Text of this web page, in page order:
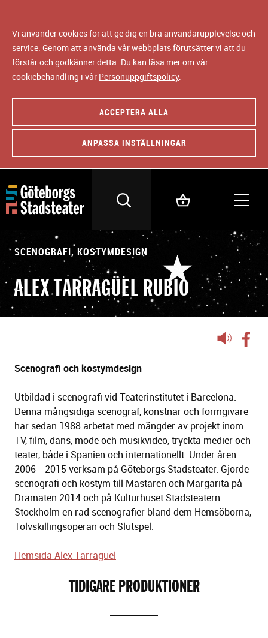
Vi använder cookies för att ge dig en bra användarupplevelse och
service. Genom att använda vår webbplats förutsätter vi att du
förstår och godkänner detta. Du kan läsa mer om vår
cookiebehandling i vår Personuppgiftspolicy.
ACCEPTERA ALLA
ANPASSA INSTÄLLNINGAR
SCENOGRAFI, KOSTYMDESIGN
ALEX TARRAGÜEL RUBIO
Lyssna
Scenografi och kostymdesign
Utbildad i scenografi vid Teaterinstitutet i Barcelona.
Denna mångsidiga scenograf, konstnär och formgivare
har sedan 1988 arbetat med mängder av projekt inom
TV, film, dans, mode och musikvideo, tryckta medier och
teater, både i Spanien och internationellt. Under åren
2006 - 2015 verksam på Göteborgs Stadsteater. Gjorde
scenografi och kostym till Mästaren och Margarita på
Dramaten 2014 och på Kulturhuset Stadsteatern
Stockholm en rad scenografier bland dem Hemsöborna,
Tolvskillingsoperan och Slutspel.
Hemsida Alex Tarragüel
TIDIGARE PRODUKTIONER